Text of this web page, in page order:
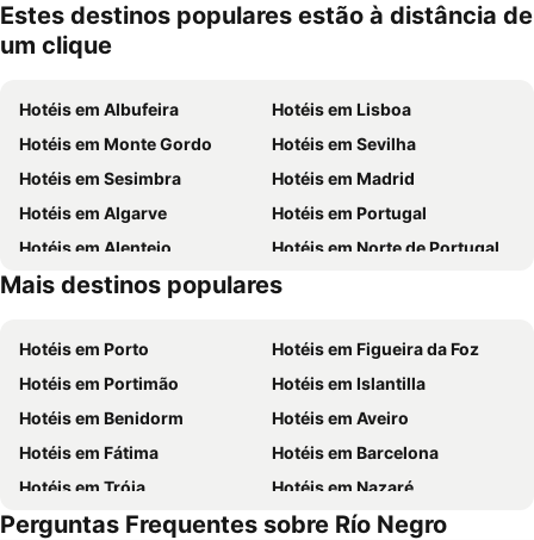
Estes destinos populares estão à distância de
um clique
Hotéis em Albufeira
Hotéis em Lisboa
Hotéis em Monte Gordo
Hotéis em Sevilha
Hotéis em Sesimbra
Hotéis em Madrid
Hotéis em Algarve
Hotéis em Portugal
Hotéis em Alentejo
Hotéis em Norte de Portugal
Hotéis em Madeira
Hotéis em Espanha
Mais destinos populares
Hotéis em Porto
Hotéis em Figueira da Foz
Hotéis em Portimão
Hotéis em Islantilla
Hotéis em Benidorm
Hotéis em Aveiro
Hotéis em Fátima
Hotéis em Barcelona
Hotéis em Tróia
Hotéis em Nazaré
Hotéis em Évora
Hotéis em Peniche
Perguntas Frequentes sobre Río Negro